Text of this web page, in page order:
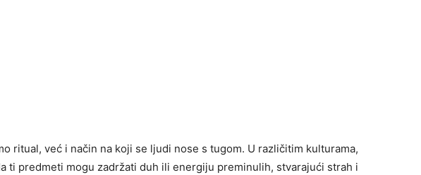
ritual, već i način na koji se ljudi nose s tugom. U različitim kulturama,
ti predmeti mogu zadržati duh ili energiju preminulih, stvarajući strah i